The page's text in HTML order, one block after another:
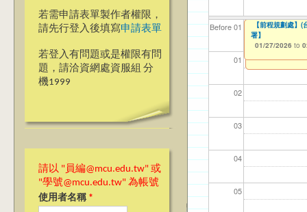
若需申請表單製作者權限，
請先行登入後填寫申請表單
若登入有問題或是權限有問
題，請洽資網處資服組 分
機1999
請以 "員編@mcu.edu.tw" 或
"學號@mcu.edu.tw" 為帳號
使用者名稱 *
Before 01
01
02
03
04
05
【資網處】
整合系統～表單
03/27/2013 to
【財務處】工讀
11/12/2021
07/31/2027
【財務處】漏打
錄
11/15/2021 to
114
114
114
【學
教務
商品
114-2延修生就
01/27/2026
【前程規劃處
署】
01/27/2026 to